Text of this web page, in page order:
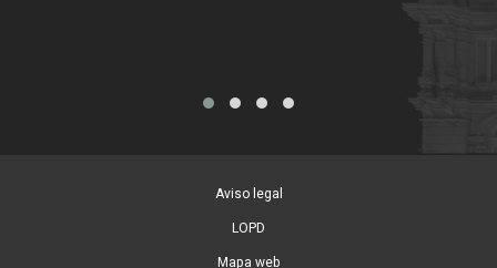
Aviso legal
LOPD
Mapa web